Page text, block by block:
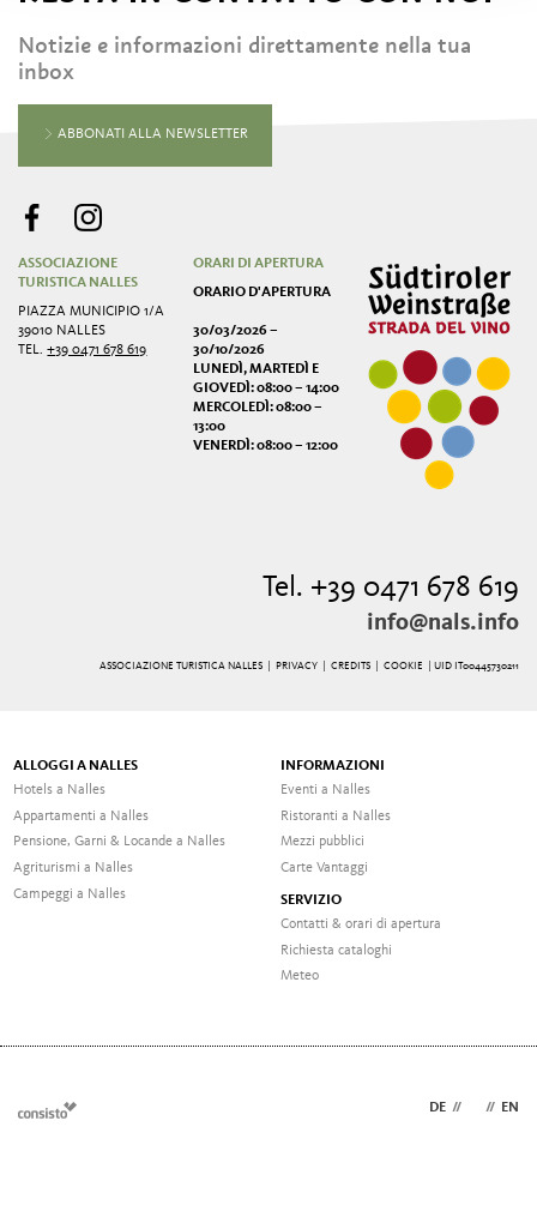
Notizie e informazioni direttamente nella tua
inbox
ABBONATI ALLA NEWSLETTER
ASSOCIAZIONE
TURISTICA NALLES
PIAZZA MUNICIPIO 1/A
39010 NALLES
TEL.+39 0471 678 619
ORARI DI APERTURA
ORARIO D'APERTURA
30/03/2026 –
30/10/2026
LUNEDÌ, MARTEDÌ E
GIOVEDÌ: 08:00 – 14:00
MERCOLEDÌ: 08:00 –
13:00
VENERDÌ: 08:00 – 12:00
Tel. +39 0471 678 619
info@nals.info
ASSOCIAZIONE TURISTICA NALLES | PRIVACY| CREDITS| COOKIE | UID IT00445730211
ALLOGGI A NALLES
Hotels a Nalles
Appartamenti a Nalles
Pensione, Garni & Locande a Nalles
Agriturismi a Nalles
Campeggi a Nalles
INFORMAZIONI
Eventi a Nalles
Ristoranti a Nalles
Mezzi pubblici
Carte Vantaggi
SERVIZIO
Contatti & orari di apertura
Richiesta cataloghi
Meteo
DE // // EN